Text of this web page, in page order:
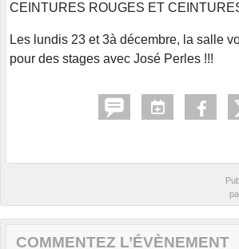
CEINTURES ROUGES ET
Les lundis 23 et 3à décembre, la salle
pour des stages avec José Perles !!!
COMMENTEZ L’ÉVÈNEMENT